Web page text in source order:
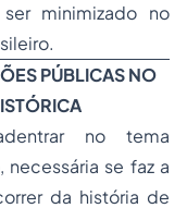
minimizado no
PÚBLICAS NO
no tema
se faz a
da história de